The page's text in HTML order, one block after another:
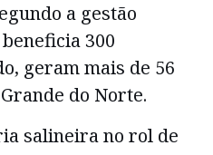
a gestão
300
geram mais de 56
do Norte.
salineira no rol de